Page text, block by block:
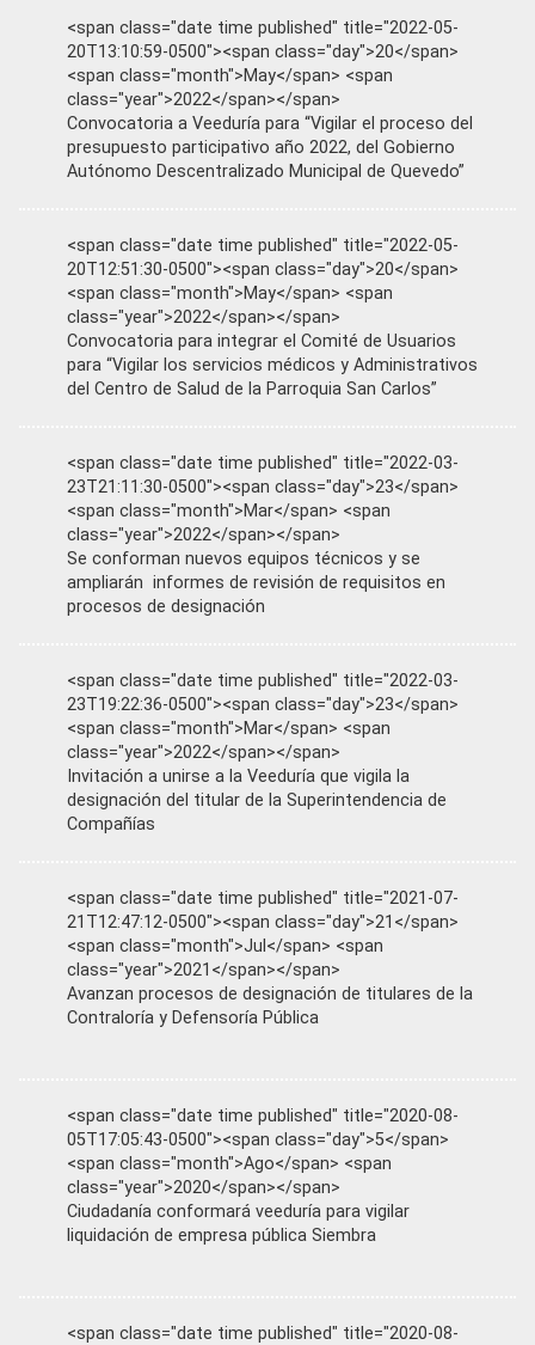
<span class="date time published" title="2022-05-
20T13:10:59-0500"><span class="day">20</span>
<span class="month">May</span> <span
class="year">2022</span></span>
Convocatoria a Veeduría para “Vigilar el proceso del
presupuesto participativo año 2022, del Gobierno
Autónomo Descentralizado Municipal de Quevedo”
<span class="date time published" title="2022-05-
20T12:51:30-0500"><span class="day">20</span>
<span class="month">May</span> <span
class="year">2022</span></span>
Convocatoria para integrar el Comité de Usuarios
para “Vigilar los servicios médicos y Administrativos
del Centro de Salud de la Parroquia San Carlos”
<span class="date time published" title="2022-03-
23T21:11:30-0500"><span class="day">23</span>
<span class="month">Mar</span> <span
class="year">2022</span></span>
Se conforman nuevos equipos técnicos y se
ampliarán informes de revisión de requisitos en
procesos de designación
<span class="date time published" title="2022-03-
23T19:22:36-0500"><span class="day">23</span>
<span class="month">Mar</span> <span
class="year">2022</span></span>
Invitación a unirse a la Veeduría que vigila la
designación del titular de la Superintendencia de
Compañías
<span class="date time published" title="2021-07-
21T12:47:12-0500"><span class="day">21</span>
<span class="month">Jul</span> <span
class="year">2021</span></span>
Avanzan procesos de designación de titulares de la
Contraloría y Defensoría Pública
<span class="date time published" title="2020-08-
05T17:05:43-0500"><span class="day">5</span>
<span class="month">Ago</span> <span
class="year">2020</span></span>
Ciudadanía conformará veeduría para vigilar
liquidación de empresa pública Siembra
<span class="date time published" title="2020-08-